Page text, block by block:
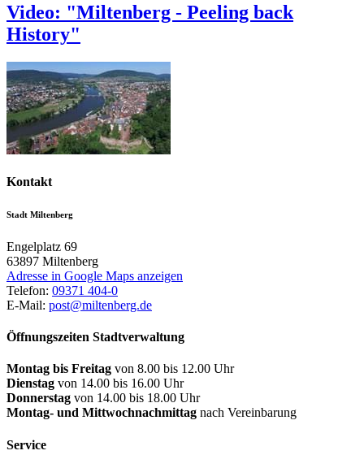
Video: "Miltenberg - Peeling back
History"
Kontakt
Stadt Miltenberg
Engelplatz 69
63897 Miltenberg
Adresse in Google Maps anzeigen
Telefon: 09371 404-0
E-Mail: post@miltenberg.de
Öffnungszeiten Stadtverwaltung
Montag bis Freitag von 8.00 bis 12.00 Uhr
Dienstag von 14.00 bis 16.00 Uhr
Donnerstag von 14.00 bis 18.00 Uhr
Montag- und Mittwochnachmittag nach Vereinbarung
Service